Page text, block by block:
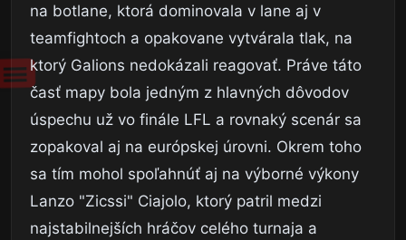
na botlane, ktorá dominovala v lane aj v
teamfightoch a opakovane vytvárala tlak, na
ktorý Galions nedokázali reagovať. Práve táto
časť mapy bola jedným z hlavných dôvodov
úspechu už vo finále LFL a rovnaký scenár sa
zopakoval aj na európskej úrovni. Okrem toho
sa tím mohol spoľahnúť aj na výborné výkony
Lanzo "Zicssi" Ciajolo, ktorý patril medzi
najstabilnejších hráčov celého turnaja a